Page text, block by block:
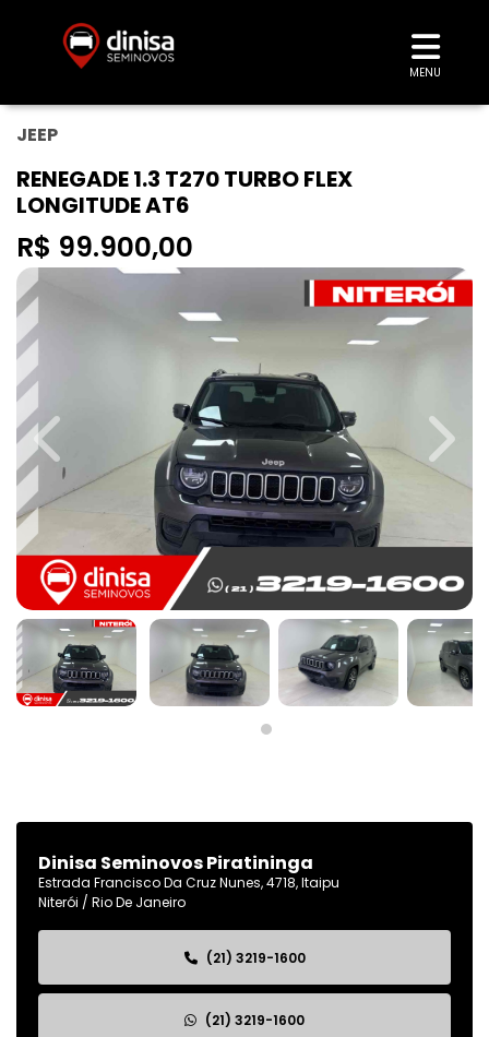
MENU
JEEP
RENEGADE 1.3 T270 TURBO FLEX
LONGITUDE AT6
R$ 99.900,00
Previous Next
Dinisa Seminovos Piratininga
Estrada Francisco Da Cruz Nunes, 4718, Itaipu
Niterói / Rio De Janeiro
(21) 3219-1600
(21) 3219-1600